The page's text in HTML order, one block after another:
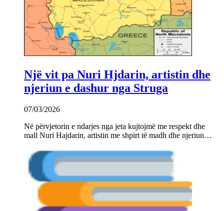
Një vit pa Nuri Hjdarin, artistin dhe
njeriun e dashur nga Struga
07/03/2026
Në përvjetorin e ndarjes nga jeta kujtojmë me respekt dhe
mall Nuri Hajdarin, artistin me shpirt të madh dhe njeriun…